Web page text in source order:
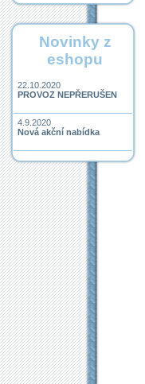
Novinky z
eshopu
22.10.2020
PROVOZ NEPŘERUŠEN
4.9.2020
Nová akční nabídka